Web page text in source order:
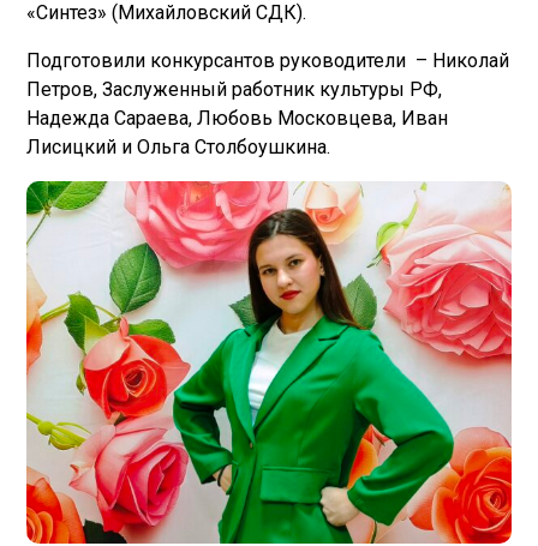
«Синтез» (Михайловский СДК).
Подготовили конкурсантов руководители – Николай
Петров, Заслуженный работник культуры РФ,
Надежда Сараева, Любовь Московцева, Иван
Лисицкий и Ольга Столбоушкина.